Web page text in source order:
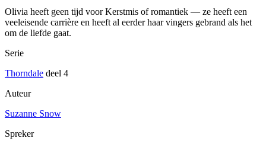
Olivia heeft geen tijd voor Kerstmis of romantiek — ze heeft een
veeleisende carrière en heeft al eerder haar vingers gebrand als het
om de liefde gaat.
Serie
Thorndale deel 4
Auteur
Suzanne Snow
Spreker